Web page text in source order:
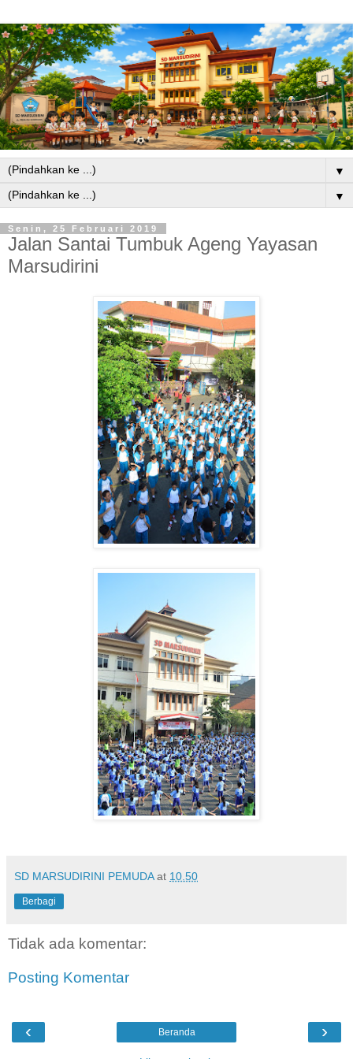
▼
▼
Senin, 25 Februari 2019
Jalan Santai Tumbuk Ageng Yayasan
Marsudirini
SD MARSUDIRINI PEMUDA at 10.50
Berbagi
Tidak ada komentar:
Posting Komentar
‹ ›
Beranda